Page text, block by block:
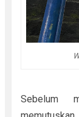
Sebelum